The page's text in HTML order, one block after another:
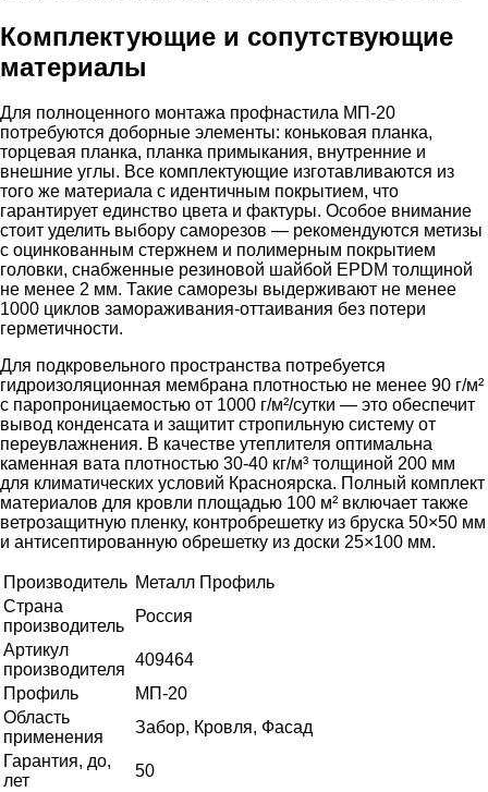
Комплектующие и сопутствующие
материалы
Для полноценного монтажа профнастила МП-20
потребуются доборные элементы: коньковая планка,
торцевая планка, планка примыкания, внутренние и
внешние углы. Все комплектующие изготавливаются из
того же материала с идентичным покрытием, что
гарантирует единство цвета и фактуры. Особое внимание
стоит уделить выбору саморезов — рекомендуются метизы
с оцинкованным стержнем и полимерным покрытием
головки, снабженные резиновой шайбой EPDM толщиной
не менее 2 мм. Такие саморезы выдерживают не менее
1000 циклов замораживания-оттаивания без потери
герметичности.
Для подкровельного пространства потребуется
гидроизоляционная мембрана плотностью не менее 90 г/м²
с паропроницаемостью от 1000 г/м²/сутки — это обеспечит
вывод конденсата и защитит стропильную систему от
переувлажнения. В качестве утеплителя оптимальна
каменная вата плотностью 30-40 кг/м³ толщиной 200 мм
для климатических условий Красноярска. Полный комплект
материалов для кровли площадью 100 м² включает также
ветрозащитную пленку, контробрешетку из бруска 50×50 мм
и антисептированную обрешетку из доски 25×100 мм.
Производитель Металл Профиль
Страна
производитель
Россия
Артикул
производителя
409464
Профиль
МП-20
Область
применения
Забор, Кровля, Фасад
Гарантия, до,
лет
50